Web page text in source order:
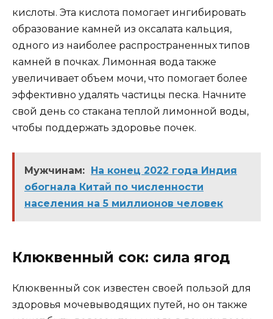
кислоты. Эта кислота помогает ингибировать
образование камней из оксалата кальция,
одного из наиболее распространенных типов
камней в почках. Лимонная вода также
увеличивает объем мочи, что помогает более
эффективно удалять частицы песка. Начните
свой день со стакана теплой лимонной воды,
чтобы поддержать здоровье почек.
Мужчинам:
На конец 2022 года Индия
обогнала Китай по численности
населения на 5 миллионов человек
Клюквенный сок: сила ягод
Клюквенный сок известен своей пользой для
здоровья мочевыводящих путей, но он также